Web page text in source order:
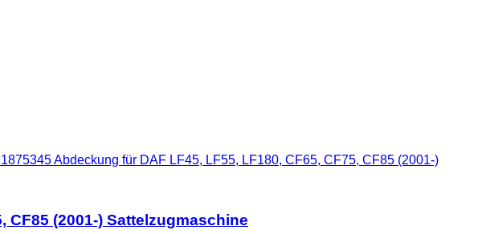
Abdeckung für DAF LF45, LF55, LF180, CF65, CF75, CF85 (2001-)
CF85 (2001-) Sattelzugmaschine